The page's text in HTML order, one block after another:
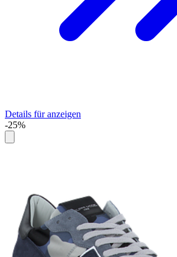
Details für anzeigen
-25%